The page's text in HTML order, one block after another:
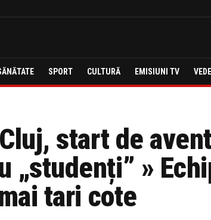
SPORT CULTURĂ EMISIUNI TV
start de
„studenți” »
tari cote